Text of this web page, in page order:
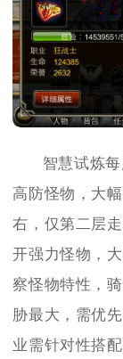
智慧试炼
高防怪物，大
右，仅第二层
开强力怪物，
察怪物特性，
胁最大，需优
业需针对性搭